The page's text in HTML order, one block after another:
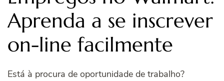
Aprenda a se inscrever
on-line facilmente
Está à procura de oportunidade de trabalho?